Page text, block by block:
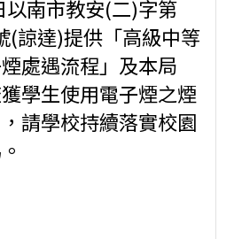
以南市教安(二)字第
(諒達)提供「高級中等
處遇流程」及本局
獲學生使用電子煙之煙
請學校持續落實校園